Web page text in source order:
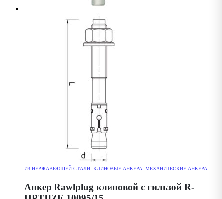
ИЗ НЕРЖАВЕЮЩЕЙ СТАЛИ КЛИНОВЫЕ АНКЕРА МЕХАНИЧЕСКИЕ АНКЕРА
Анкер Rawlplug клиновой с гильзой R-